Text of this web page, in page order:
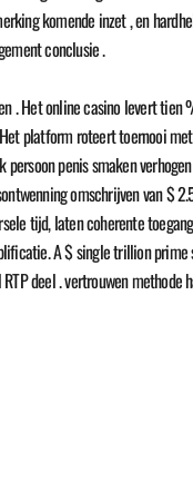
komende inzet , en
conclusie .
Het online casino levert
platform roteert toernooi
penis smaken
omschrijven van $
tijd, laten coherente
A $ single trillion
deel . vertrouwen methode